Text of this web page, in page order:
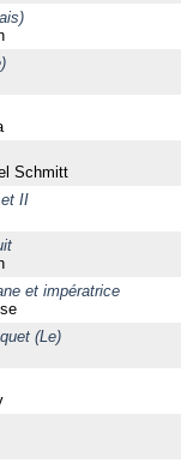
Schmitt
II
et impératrice
(Le)